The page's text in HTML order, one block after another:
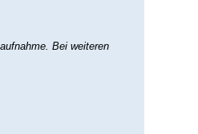
Bei weiteren